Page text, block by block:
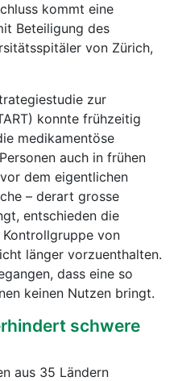
kommt eine
Beteiligung des
von Zürich,
zur
konnte frühzeitig
medikamentöse
auch in frühen
dem eigentlichen
– derart grosse
entschieden die
Kontrollgruppe von
länger vorzuenthalten.
dass eine so
keinen Nutzen bringt.
schwere
aus 35 Ländern